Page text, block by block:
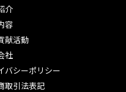
介
容
献活動
社
バシーポリシー
取引法表記